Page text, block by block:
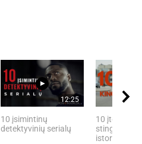
12:25
10 įsimintinų
detektyvinių serialų
10 įtemptų,
stingdančių
istorijų